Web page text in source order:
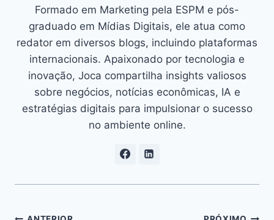
Formado em Marketing pela ESPM e pós-
graduado em Mídias Digitais, ele atua como
redator em diversos blogs, incluindo plataformas
internacionais. Apaixonado por tecnologia e
inovação, Joca compartilha insights valiosos
sobre negócios, notícias econômicas, IA e
estratégias digitais para impulsionar o sucesso
no ambiente online.